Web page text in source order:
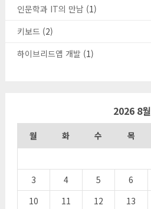
인문학과 IT의 만남 (1)
키보드(2)
하이브리드앱 개발(1)
2026 8월
월 화 수 목
3
4 5 6
10
11 12 13